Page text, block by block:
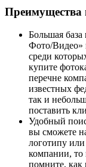
Преимущества
Большая
Фото/Видео»
среди
купите
перечне
известных
так и
поставить
Удобный
вы сможете
логотипу
компании, то
помните, как